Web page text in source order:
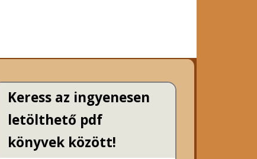
Keress az ingyenesen
letölthető pdf
könyvek között!